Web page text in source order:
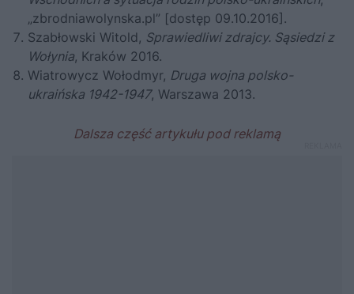
„zbrodniawolynska.pl” [dostęp 09.10.2016].
Szabłowski Witold, Sprawiedliwi zdrajcy. Sąsiedzi z
Wołynia, Kraków 2016.
Wiatrowycz Wołodmyr, Druga wojna polsko-
ukraińska 1942-1947, Warszawa 2013.